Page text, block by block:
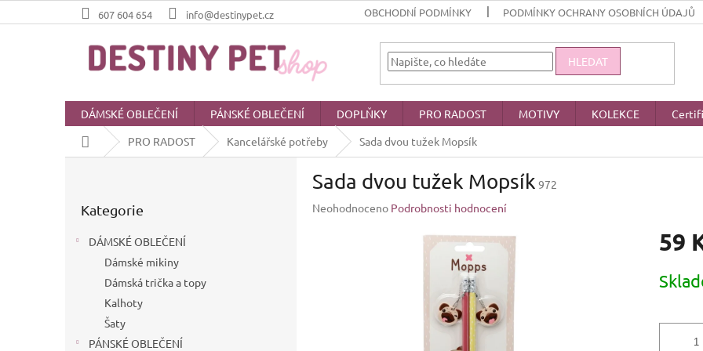
na
607 604 654 info@destinypet.cz OBCHODNÍ PODMÍNKY PODMÍNKY OCHRANY OSOBNÍCH ÚDAJŮ
HLEDAT
DÁMSKÉ OBLEČENÍ PÁNSKÉ OBLEČENÍ DOPLŇKY PRO RADOST MOTIVY KOLEKCE
Domů
PRO RADOST Kancelářské potřeby Sada dvou tužek Mopsík
kategorie
Kategorie
DÁMSKÉ OBLEČENÍ
Dámské mikiny
Dámská trička a topy
Kalhoty
Šaty
PÁNSKÉ OBLEČENÍ
Sada dvou tužek Mopsík 972
Průměrné
Neohodnoceno Podrobnosti hodnocení
59
cena: